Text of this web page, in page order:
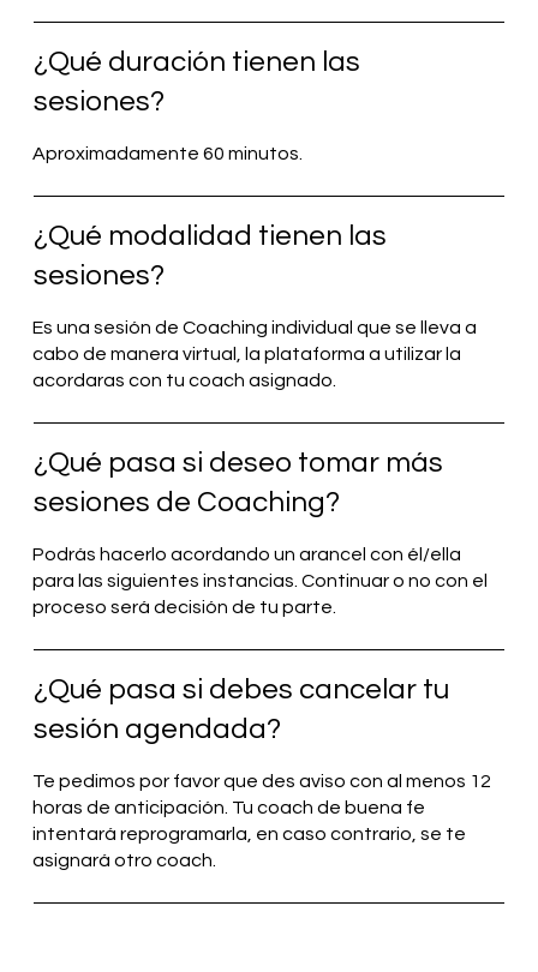
¿Qué duración tienen las
sesiones?
Aproximadamente 60 minutos.
¿Qué modalidad tienen las
sesiones?
Es una sesión de Coaching individual que se lleva a
cabo de manera virtual, la plataforma a utilizar la
acordaras con tu coach asignado.
¿Qué pasa si deseo tomar más
sesiones de Coaching?
Podrás hacerlo acordando un arancel con él/ella
para las siguientes instancias. Continuar o no con el
proceso será decisión de tu parte.
¿Qué pasa si debes cancelar tu
sesión agendada?
Te pedimos por favor que des aviso con al menos 12
horas de anticipación. Tu coach de buena fe
intentará reprogramarla, en caso contrario, se te
asignará otro coach.